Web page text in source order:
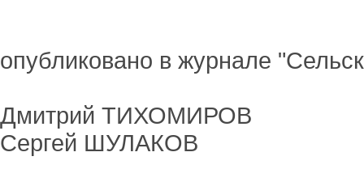
опубликовано в журнале
Дмитрий ТИХОМИРОВ
Сергей ШУЛАКОВ